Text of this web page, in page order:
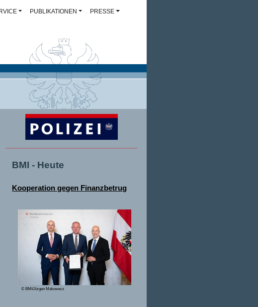
PUBLIKATIONEN PRESSE
BMI - Heute
Kooperation gegen Finanzbetrug
© BMI/Jürgen Makowecz